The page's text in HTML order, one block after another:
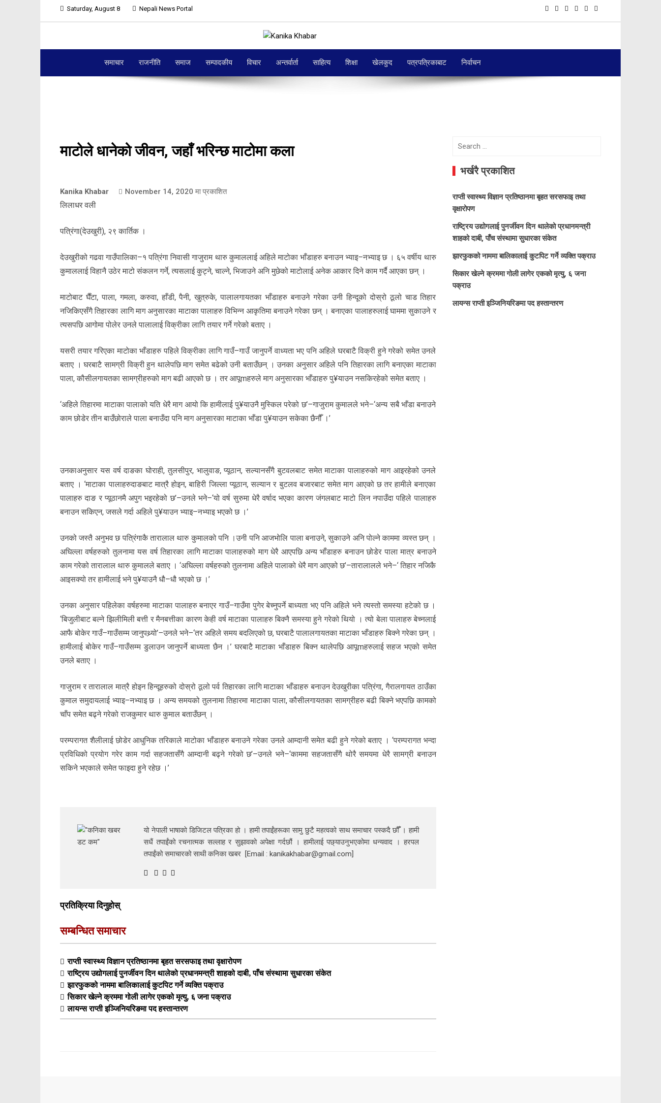
Saturday, August 8 Nepali News Portal
समाचार राजनीति समाज सम्पादकीय विचार अन्तर्वार्ता साहित्य शिक्षा खेलकुद पत्रपत्रिकाबाट निर्वाचन
माटोले धानेको जीवन, जहाँ भरिन्छ माटोमा कला
Kanika Khabar November 14, 2020 मा प्रकाशित
लिलाधर वली
पत्रिंगा(देउखुरी), २९ कार्तिक ।
देउखुरीको गढवा गाउँपालिका–१ पत्रिंगा निवासी गाजुराम थारु कुमाललाई अहिले माटोका भाँडाहरु बनाउन भ्याइ–नभ्याइ छ । ६५ वर्षीय थारु
कुमाललाई विहानै उठेर माटो संकलन गर्ने, त्यसलाई कुट्ने, चाल्ने, भिजाउने अनि मुछेको माटोलाई अनेक आकार दिने काम गर्दै आएका छन् ।
माटोबाट घैँटा, पाला, गमला, करुवा, हाँडी, पैनी, खुत्रुके, पालालगायतका भाँडाहरु बनाउने गरेका उनी हिन्दूको दोस्रो ठूलो चाड तिहार
नजिकिएसँगै तिहारका लागि माग अनुसारका माटाका पालाहरु विभिन्न आकृतिमा बनाउने गरेका छन् । बनाएका पालाहरुलाई घाममा सुकाउने र
त्यसपछि आगोमा पोलेर उनले पालालाई विक्रीका लागि तयार गर्ने गरेको बताए ।
यसरी तयार गरिएका माटोका भाँडाहरु पहिले विक्रीका लागि गाउँ–गाउँ जानुपर्ने वाध्यता भए पनि अहिले घरबाटै विक्री हुने गरेको समेत उनले
बताए । घरबाटै सामग्री विक्री हुन थालेपछि माग समेत बढेको उनी बताउँछन् । उनका अनुसार अहिले पनि तिहारका लागि बनाएका माटाका
पाला, कौसीलगायतका सामग्रीहरुको माग बढी आएको छ । तर आपूmहरुले माग अनुसारका भाँडाहरु पु¥याउन नसकिरहेको समेत बताए ।
‘अहिले तिहारमा माटाका पालाको यति धेरै माग आयो कि हामीलाई पु¥याउनै मुस्किल परेको छ’–गाजुराम कुमालले भने–‘अन्य सबै भाँडा बनाउने
काम छोडेर तीन बाउँछोराले पाला बनाउँदा पनि माग अनुसारका माटाका भाँडा पु¥याउन सकेका छैनौँ ।’
उनकाअनुसार यस वर्ष दाङका घोराही, तुलसीपुर, भालुवाङ, प्यूठान, सल्यानसँगै बुटवलबाट समेत माटाका पालाहरुको माग आइरहेको उनले
बताए । ‘माटाका पालाहरुदाङबाट मात्रै होइन, बाहिरी जिल्ला प्यूठान, सल्यान र बुटलव बजारबाट समेत माग आएको छ तर हामीले बनाएका
पालाहरु दाङ र प्यूठानमै अपुग भइरहेको छ’–उनले भने–‘यो वर्ष सुरुमा धेरै वर्षाद भएका कारण जंगलबाट माटो लिन नपाउँदा पहिले पालाहरु
बनाउन सकिएन, जसले गर्दा अहिले पु¥याउन भ्याइ–नभ्याइ भएको छ ।’
उनको जस्तै अनुभव छ पत्रिंगाकै तारालाल थारु कुमालको पनि ।उनी पनि आजभोलि पाला बनाउने, सुकाउने अनि पोल्ने काममा व्यस्त छन् ।
अघिल्ला वर्षहरुको तुलनामा यस वर्ष तिहारका लागि माटाका पालाहरुको माग धेरै आएपछि अन्य भाँडाहरु बनाउन छोडेर पाला मात्र बनाउने
काम गरेको तारालाल थारु कुमालले बताए । ‘अघिल्ला वर्षहरुको तुलनामा अहिले पालाको धेरै माग आएको छ’–तारालालले भने–‘ तिहार नजिकै
आइसक्यो तर हामीलाई भने पु¥याउनै धौ–धौ भएको छ ।’
उनका अनुसार पहिलेका वर्षहरुमा माटाका पालाहरु बनाएर गाउँ–गाउँमा पुगेर बेच्नुपर्ने बाध्यता भए पनि अहिले भने त्यस्तो समस्या हटेको छ ।
‘बिजुलीबाट बल्ने झिलीमिली बत्ती र मैनबत्तीका कारण केही वर्ष माटाका पालाहरु बिक्नै समस्या हुने गरेको थियो । त्यो बेला पालाहरु बेच्नलाई
आफै बोकेर गाउँ–गाउँसम्म जानुपथ्र्यो’–उनले भने–‘तर अहिले समय बदलिएको छ, घरबाटै पालालगायतका माटाका भाँडाहरु बिक्ने गरेका छन् ।
हामीलाई बोकेर गाउँ–गाउँसम्म डुलाउन जानुपर्ने बाध्यता छैन ।’ घरबाटै माटाका भाँडाहरु बिक्न थालेपछि आपूmहरुलाई सहज भएको समेत
उनले बताए ।
गाजुराम र तारालाल मात्रै होइन हिन्दूहरुको दोस्रो ठूलो पर्व तिहारका लागि माटाका भाँडाहरु बनाउन देउखुरीका पत्रिंगा, गैरालगायत ठाउँका
कुमाल समुदायलाई भ्याइ–नभ्याइ छ । अन्य समयको तुलनामा तिहारमा माटाका पाला, कौसीलगायतका सामग्रीहरु बढी बिक्ने भएपछि कामको
चाँप समेत बढ्ने गरेको राजकुमार थारु कुमाल बताउँछन् ।
परम्परागत शैलीलाई छोडेर आधुनिक तरिकाले माटोका भाँडाहरु बनाउने गरेका उनले आम्दानी समेत बढी हुने गरेको बताए । ‘परम्परागत भन्दा
प्रविधिको प्रयोग गरेर काम गर्दा सहजतासँगै आम्दानी बढ्ने गरेको छ’–उनले भने–‘काममा सहजतासँगै थोरै समयमा धेरै सामग्री बनाउन
सकिने भएकाले समेत फाइदा हुने रहेछ ।’
यो नेपाली भाषाको डिजिटल पत्रिका हो । हामी तपाईंहरूका सामु छुटै महत्वको साथ समाचार पस्कदै छौँँ । हामी
सधैं तपाईंको रचनात्मक सल्लाह र सुझावको अपेक्षा गर्दछौं । हामीलाई पछ्याउनुभएकोमा धन्यवाद । हरपल
तपाईंको समाचारको साथी कनिका खबर [Email : kanikakhabar@gmail.com]
प्रतिक्रिया दिनुहोस्
सम्बन्धित समाचार
राप्ती स्वास्थ्य विज्ञान प्रतिष्ठानमा बृहत सरसफाइ तथा वृक्षारोपण
राष्ट्रिय उद्योगलाई पुनर्जीवन दिन थालेको प्रधानमन्त्री शाहको दाबी, पाँच संस्थामा सुधारका संकेत
झारफुकको नाममा बालिकालाई कुटपिट गर्ने व्यक्ति पक्राउ
सिकार खेल्ने क्रममा गोली लागेर एकको मृत्यु, ६ जना पक्राउ
लायन्स राप्ती इञ्जिनियरिङमा पद हस्तान्तरण
Search
भर्खरै प्रकाशित
राप्ती स्वास्थ्य विज्ञान प्रतिष्ठानमा बृहत सरसफाइ तथा
वृक्षारोपण
राष्ट्रिय उद्योगलाई पुनर्जीवन दिन थालेको प्रधानमन्त्री
शाहको दाबी, पाँच संस्थामा सुधारका संकेत
झारफुकको नाममा बालिकालाई कुटपिट गर्ने व्यक्ति पक्राउ
सिकार खेल्ने क्रममा गोली लागेर एकको मृत्यु, ६ जना
पक्राउ
लायन्स राप्ती इञ्जिनियरिङमा पद हस्तान्तरण